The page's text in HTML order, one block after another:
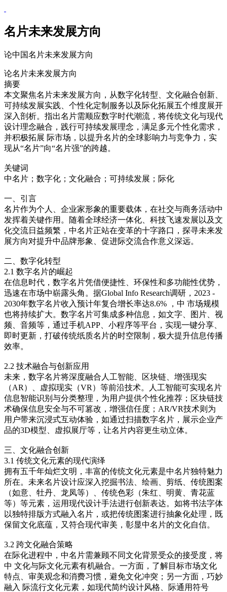
名片未来发展方向
论中国名片未来发展方向
论名片未来发展方向
摘要
本文聚焦名片未来发展方向，从数字化转型、文化融合创新、
可持续发展实践、个性化定制服务以及际化拓展五个维度展开
深入剖析。指出名片需顺应数字时代潮流，将传统文化与现代
设计理念融合，践行可持续发展理念，满足多元个性化需求，
并积极拓展 际市场，以提升名片的全球影响力与竞争力，实
现从“名片”向“名片强”的跨越。
关键词
中名片；数字化；文化融合；可持续发展；际化
一、引言
名片作为个人、企业家形象的重要载体，在社交与商务活动中
发挥着关键作用。随着全球经济一体化、科技飞速发展以及文
化交流日益频繁，中名片正站在变革的十字路口，探寻未来发
展方向对提升中品牌形象、促进际交流合作意义深远。
二、数字化转型
2.1 数字名片的崛起
在信息时代，数字名片凭借便捷性、环保性和多功能性优势，
迅速在市场中崭露头角。据Global Info Research调研，2023 -
2030年数字名片收入预计年复合增长率达8.6% ，中 市场规模
也将持续扩大。数字名片可集成多种信息，如文字、图片、视
频、音频等，通过手机APP、小程序等平台，实现一键分享、
即时更新，打破传统纸质名片的时空限制，极大提升信息传播
效率。
2.2 技术融合与创新应用
未来，数字名片将深度融合人工智能、区块链、增强现实
（AR）、虚拟现实（VR）等前沿技术。人工智能可实现名片
信息智能识别与分类整理，为用户提供个性化推荐；区块链技
术确保信息安全与不可篡改，增强信任度；AR/VR技术则为
用户带来沉浸式互动体验，如通过扫描数字名片，展示企业产
品的3D模型、虚拟展厅等，让名片内容更生动立体。
三、文化融合创新
3.1 传统文化元素的现代演绎
拥有五千年灿烂文明，丰富的传统文化元素是中名片独特魅力
所在。未来名片设计应深入挖掘书法、绘画、剪纸、传统图案
（如意、牡丹、龙凤等）、传统色彩（朱红、明黄、青花蓝
等）等元素，运用现代设计手法进行创新表达。如将书法字体
以独特排版方式融入名片，或把传统图案进行抽象化处理，既
保留文化底蕴，又符合现代审美，彰显中名片的文化自信。
3.2 跨文化融合策略
在际化进程中，中名片需兼顾不同文化背景受众的接受度，将
中 文化与际文化元素有机融合。一方面，了解目标市场文化
特点、审美观念和消费习惯，避免文化冲突；另一方面，巧妙
融入 际流行文化元素，如现代简约设计风格、际通用符号